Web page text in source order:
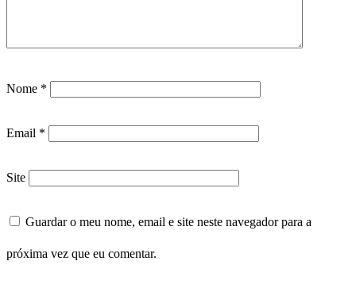
Nome *
Email *
Site
Guardar o meu nome, email e site neste navegador para a
próxima vez que eu comentar.